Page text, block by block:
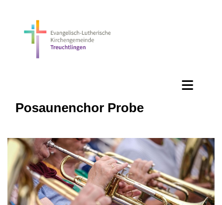
Posaunenchor Probe